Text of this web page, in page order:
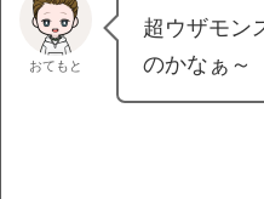
おてもと
超ウザモン
のかなぁ～